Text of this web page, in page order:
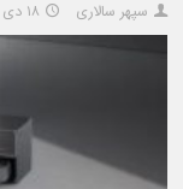
سپهر سالاری ۱۸ دی ۱۴۰۴ ساعت ۱۳:۵۱